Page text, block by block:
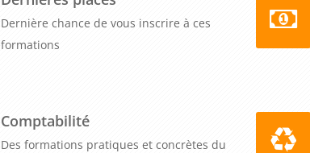
Dernière chance de vous inscrire à ces
formations
Comptabilité
Des formations pratiques et concrètes du